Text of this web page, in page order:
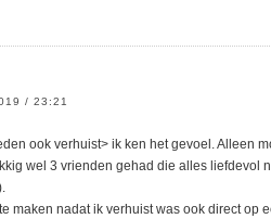
/ 23:21
ook verhuist> ik ken het gevoel. Alleen
wel 3 vrienden gehad die alles liefdevol
maken nadat ik verhuist was ook direct op